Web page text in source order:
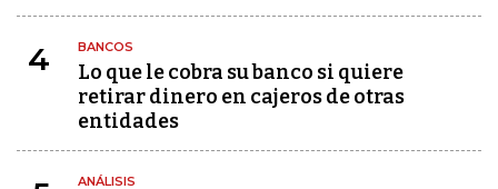
4 BANCOS
Lo que le cobra su banco si quiere
retirar dinero en cajeros de otras
entidades
ANÁLISIS